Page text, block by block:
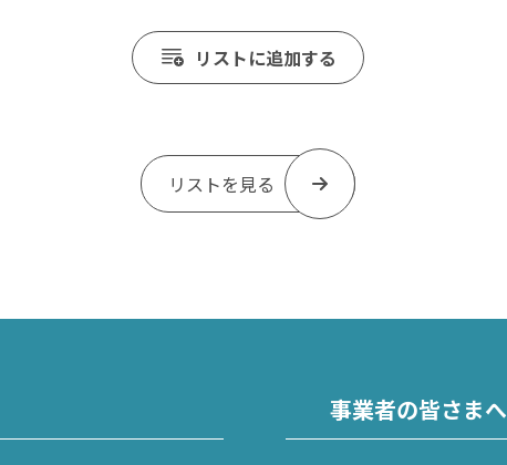
リストに追加する
リストを見る
事業者の皆さまへ